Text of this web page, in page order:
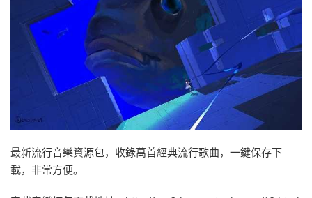
最新流行音樂資源包，收錄萬首經典流行歌曲，一鍵保存下
載，非常方便。